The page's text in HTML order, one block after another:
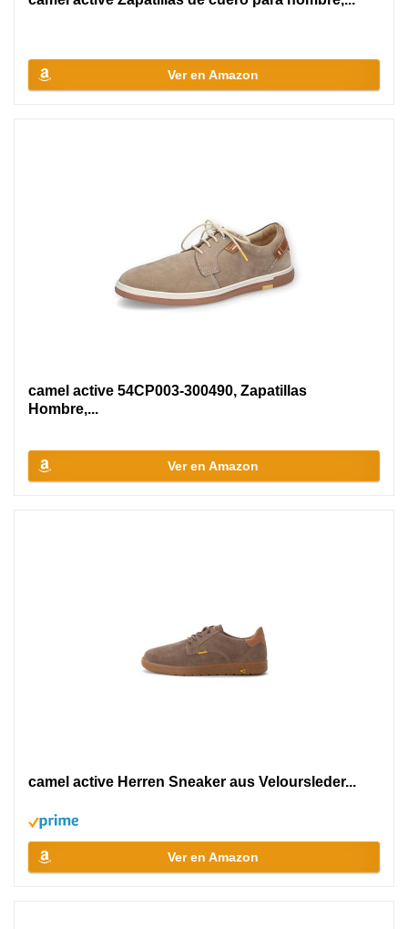
Ver en Amazon
camel active 54CP003-300490, Zapatillas
Hombre,...
Ver en Amazon
camel active Herren Sneaker aus Veloursleder...
Ver en Amazon